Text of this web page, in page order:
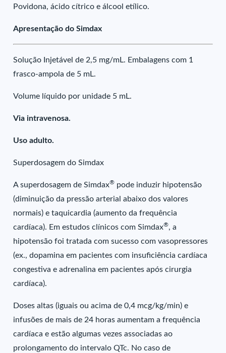
Povidona, ácido cítrico e álcool etílico.
Apresentação do Simdax
Solução Injetável de 2,5 mg/mL. Embalagens com 1
frasco-ampola de 5 mL.
Volume líquido por unidade 5 mL.
Via intravenosa.
Uso adulto.
Superdosagem do Simdax
A superdosagem de Simdax® pode induzir hipotensão
(diminuição da pressão arterial abaixo dos valores
normais) e taquicardia (aumento da frequência
cardíaca). Em estudos clínicos com Simdax®, a
hipotensão foi tratada com sucesso com vasopressores
(ex., dopamina em pacientes com insuficiência cardíaca
congestiva e adrenalina em pacientes após cirurgia
cardíaca).
Doses altas (iguais ou acima de 0,4 mcg/kg/min) e
infusões de mais de 24 horas aumentam a frequência
cardíaca e estão algumas vezes associadas ao
prolongamento do intervalo QTc. No caso de